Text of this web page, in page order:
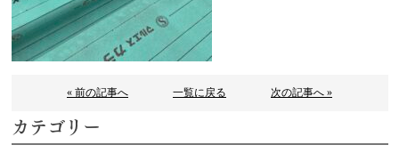
« 前の記事へ 一覧に戻る 次の記事へ »
カテゴリー